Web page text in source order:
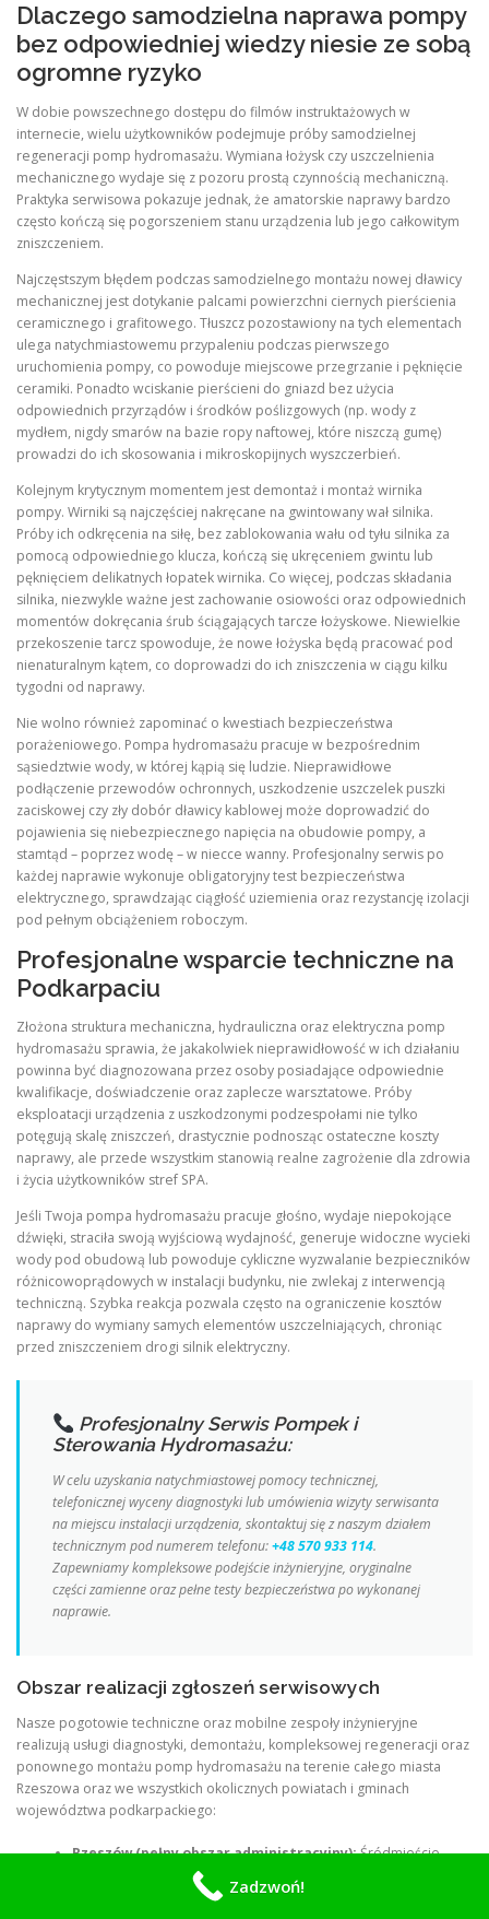
Dlaczego samodzielna naprawa pompy
bez odpowiedniej wiedzy niesie ze sobą
ogromne ryzyko
W dobie powszechnego dostępu do filmów instruktażowych w
internecie, wielu użytkowników podejmuje próby samodzielnej
regeneracji pomp hydromasażu. Wymiana łożysk czy uszczelnienia
mechanicznego wydaje się z pozoru prostą czynnością mechaniczną.
Praktyka serwisowa pokazuje jednak, że amatorskie naprawy bardzo
często kończą się pogorszeniem stanu urządzenia lub jego całkowitym
zniszczeniem.
Najczęstszym błędem podczas samodzielnego montażu nowej dławicy
mechanicznej jest dotykanie palcami powierzchni ciernych pierścienia
ceramicznego i grafitowego. Tłuszcz pozostawiony na tych elementach
ulega natychmiastowemu przypaleniu podczas pierwszego
uruchomienia pompy, co powoduje miejscowe przegrzanie i pęknięcie
ceramiki. Ponadto wciskanie pierścieni do gniazd bez użycia
odpowiednich przyrządów i środków poślizgowych (np. wody z
mydłem, nigdy smarów na bazie ropy naftowej, które niszczą gumę)
prowadzi do ich skosowania i mikroskopijnych wyszczerbień.
Kolejnym krytycznym momentem jest demontaż i montaż wirnika
pompy. Wirniki są najczęściej nakręcane na gwintowany wał silnika.
Próby ich odkręcenia na siłę, bez zablokowania wału od tyłu silnika za
pomocą odpowiedniego klucza, kończą się ukręceniem gwintu lub
pęknięciem delikatnych łopatek wirnika. Co więcej, podczas składania
silnika, niezwykle ważne jest zachowanie osiowości oraz odpowiednich
momentów dokręcania śrub ściągających tarcze łożyskowe. Niewielkie
przekoszenie tarcz spowoduje, że nowe łożyska będą pracować pod
nienaturalnym kątem, co doprowadzi do ich zniszczenia w ciągu kilku
tygodni od naprawy.
Nie wolno również zapominać o kwestiach bezpieczeństwa
porażeniowego. Pompa hydromasażu pracuje w bezpośrednim
sąsiedztwie wody, w której kąpią się ludzie. Nieprawidłowe
podłączenie przewodów ochronnych, uszkodzenie uszczelek puszki
zaciskowej czy zły dobór dławicy kablowej może doprowadzić do
pojawienia się niebezpiecznego napięcia na obudowie pompy, a
stamtąd – poprzez wodę – w niecce wanny. Profesjonalny serwis po
każdej naprawie wykonuje obligatoryjny test bezpieczeństwa
elektrycznego, sprawdzając ciągłość uziemienia oraz rezystancję izolacji
pod pełnym obciążeniem roboczym.
Profesjonalne wsparcie techniczne na
Podkarpaciu
Złożona struktura mechaniczna, hydrauliczna oraz elektryczna pomp
hydromasażu sprawia, że jakakolwiek nieprawidłowość w ich działaniu
powinna być diagnozowana przez osoby posiadające odpowiednie
kwalifikacje, doświadczenie oraz zaplecze warsztatowe. Próby
eksploatacji urządzenia z uszkodzonymi podzespołami nie tylko
potęgują skalę zniszczeń, drastycznie podnosząc ostateczne koszty
naprawy, ale przede wszystkim stanowią realne zagrożenie dla zdrowia
i życia użytkowników stref SPA.
Jeśli Twoja pompa hydromasażu pracuje głośno, wydaje niepokojące
dźwięki, straciła swoją wyjściową wydajność, generuje widoczne wycieki
wody pod obudową lub powoduje cykliczne wyzwalanie bezpieczników
różnicowoprądowych w instalacji budynku, nie zwlekaj z interwencją
techniczną. Szybka reakcja pozwala często na ograniczenie kosztów
naprawy do wymiany samych elementów uszczelniających, chroniąc
przed zniszczeniem drogi silnik elektryczny.
Profesjonalny Serwis Pompek i
Sterowania Hydromasażu:
W celu uzyskania natychmiastowej pomocy technicznej,
telefonicznej wyceny diagnostyki lub umówienia wizyty serwisanta
na miejscu instalacji urządzenia, skontaktuj się z naszym działem
technicznym pod numerem telefonu:+48 570 933 114.
Zapewniamy kompleksowe podejście inżynieryjne, oryginalne
części zamienne oraz pełne testy bezpieczeństwa po wykonanej
naprawie.
Obszar realizacji zgłoszeń serwisowych
Nasze pogotowie techniczne oraz mobilne zespoły inżynieryjne
realizują usługi diagnostyki, demontażu, kompleksowej regeneracji oraz
ponownego montażu pomp hydromasażu na terenie całego miasta
Rzeszowa oraz we wszystkich okolicznych powiatach i gminach
województwa podkarpackiego:
Rzeszów (pełny obszar administracyjny):Śródmieście,
Nowe Miasto, Pobitno, Baranówka, Krakowska-Południe,
Kotwica, Drabinianka, Staroniwa, Zalesie, Paderewskiego,
Zadzwoń!